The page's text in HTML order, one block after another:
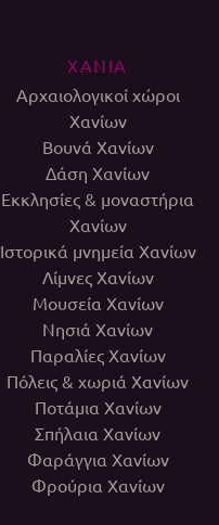
ΧΑΝΙΑ
Αρχαιολογικοί χώροι
Χανίων
Βουνά Χανίων
Δάση Χανίων
Εκκλησίες & μοναστήρια
Χανίων
Ιστορικά μνημεία Χανίων
Λίμνες Χανίων
Μουσεία Χανίων
Νησιά Χανίων
Παραλίες Χανίων
Πόλεις & χωριά Χανίων
Ποτάμια Χανίων
Σπήλαια Χανίων
Φαράγγια Χανίων
Φρούρια Χανίων